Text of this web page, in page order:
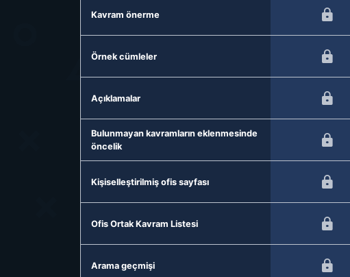
Kavram önerme
Örnek cümleler
Açıklamalar
Bulunmayan kavramların eklenmesinde
öncelik
Kişiselleştirilmiş ofis sayfası
Ofis Ortak Kavram Listesi
Arama geçmişi